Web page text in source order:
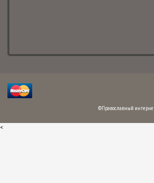
Николай Чудотворец" (арт. КТ-
2 835.00 р.
©Православный
<